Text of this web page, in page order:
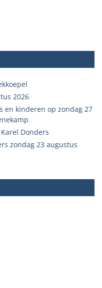
2026
en kinderen op zondag 27
Donders
zondag 23 augustus